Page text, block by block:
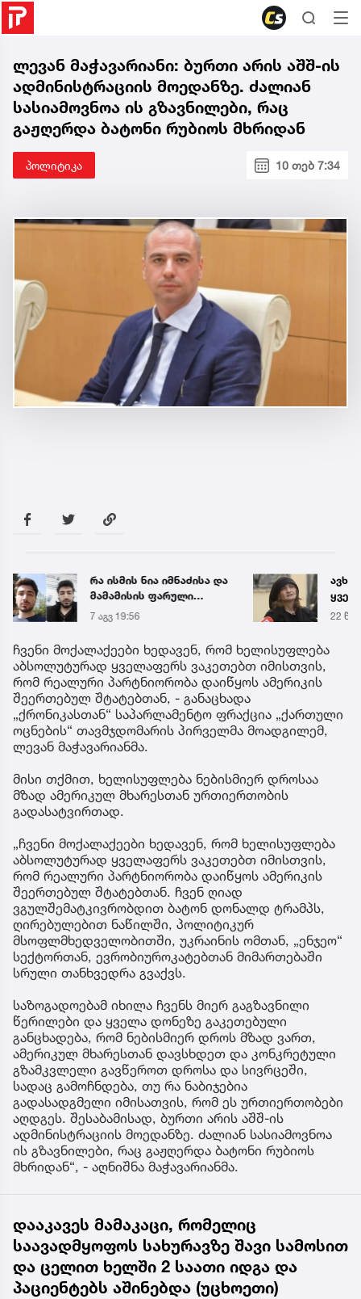
ლევან მაჭავარიანი: ბურთი არის აშშ-ის
ადმინისტრაციის მოედანზე. ძალიან
სასიამოვნოა ის გზავნილები, რაც
გაჟღერდა ბატონი რუბიოს მხრიდან
პოლიტიკა 10 თებ 7:34
ავხსნი დეტალურად
ყველაფერს... - ეკა
კუპატაძე ნია იმნაძესთან
დაკავშირებით
სოციალურ ქსელში
დასმულ შეკითხვებს
პასუხობს
22 წუთის წინ 14:52
ჩვენი მოქალაქეები ხედავენ, რომ ხელისუფლება
აბსოლუტურად ყველაფერს ვაკეთებთ იმისთვის,
რომ რეალური პარტნიორობა დაიწყოს ამერიკის
შეერთებულ შტატებთან, - განაცხადა
„ქრონიკასთან“ საპარლამენტო ფრაქცია „ქართული
ოცნების“ თავმჯდომარის პირველმა მოადგილემ,
ლევან მაჭავარიანმა.
მისი თქმით, ხელისუფლება ნებისმიერ დროსაა
მზად ამერიკულ მხარესთან ურთიერთობის
გადასატვირთად.
„ჩვენი მოქალაქეები ხედავენ, რომ ხელისუფლება
აბსოლუტურად ყველაფერს ვაკეთებთ იმისთვის,
რომ რეალური პარტნიორობა დაიწყოს ამერიკის
შეერთებულ შტატებთან. ჩვენ ღიად
ვგულშემატკივრობდით ბატონ დონალდ ტრამპს,
ღირებულებით ნაწილში, პოლიტიკურ
მსოფლმხედველობითში, უკრაინის ომთან, „ენჯეო“
სექტორთან, ევრობიუროკატებთან მიმართებაში
სრული თანხვედრა გვაქვს.
საზოგადოებამ იხილა ჩვენს მიერ გაგზავნილი
წერილები და ყველა დონეზე გაკეთებული
განცხადება, რომ ნებისმიერ დროს მზად ვართ,
ამერიკულ მხარესთან დავსხდეთ და კონკრეტული
გზამკვლელი გავწეროთ დროსა და სივრცეში,
სადაც გამოჩნდება, თუ რა ნაბიჯებია
გადასადგმელი იმისათვის, რომ ეს ურთიერთობები
აღდგეს. შესაბამისად, ბურთი არის აშშ-ის
ადმინისტრაციის მოედანზე. ძალიან სასიამოვნოა
ის გზავნილები, რაც გაჟღერდა ბატონი რუბიოს
მხრიდან“, - აღნიშნა მაჭავარიანმა.
დააკავეს მამაკაცი, რომელიც
საავადმყოფოს სახურავზე შავი სამოსით
და ცელით ხელში 2 საათი იდგა და
პაციენტებს აშინებდა (უცხოეთი)